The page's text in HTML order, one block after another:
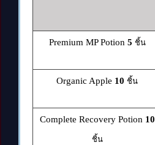
Premium MP Potion 5 ชิ้น
Organic Apple 10 ชิ้น
Complete Recovery Potion 10
ชิ้น